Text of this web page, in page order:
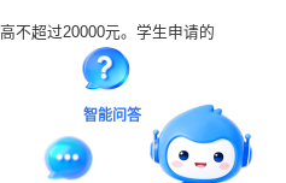
不超过20000元。学生申请的
智能问答